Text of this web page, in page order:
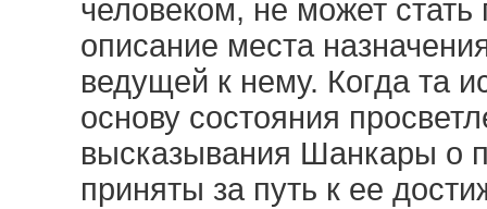
человеком, не может
описание места
ведущей к нему. Когда та
основу состояния
высказывания Шанкары о
приняты за путь к ее